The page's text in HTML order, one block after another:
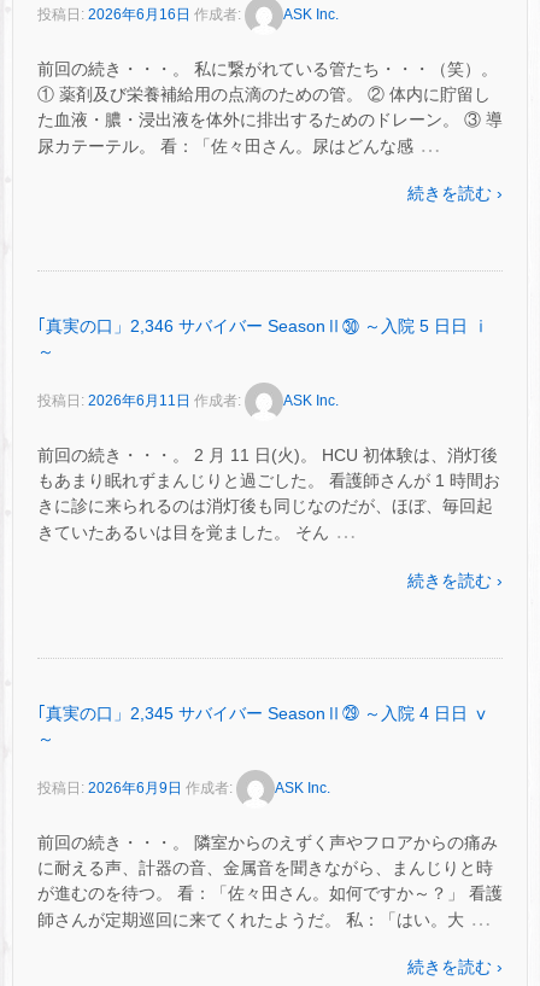
投稿日: 2026年6月16日 作成者: ASK Inc.
前回の続き・・・。 私に繋がれている管たち・・・（笑）。
① 薬剤及び栄養補給用の点滴のための管。 ② 体内に貯留し
た血液・膿・浸出液を体外に排出するためのドレーン。 ③ 導
尿カテーテル。 看：「佐々田さん。尿はどんな感 …
続きを読む ›
｢真実の口」2,346 サバイバー SeasonⅡ㉚ ～入院 5 日日 ⅰ
～
投稿日: 2026年6月11日 作成者: ASK Inc.
前回の続き・・・。 2 月 11 日(火)。 HCU 初体験は、消灯後
もあまり眠れずまんじりと過ごした。 看護師さんが 1 時間お
きに診に来られるのは消灯後も同じなのだが、ほぼ、毎回起
きていたあるいは目を覚ました。 そん …
続きを読む ›
｢真実の口」2,345 サバイバー SeasonⅡ㉙ ～入院 4 日日 ⅴ
～
投稿日: 2026年6月9日 作成者: ASK Inc.
前回の続き・・・。 隣室からのえずく声やフロアからの痛み
に耐える声、計器の音、金属音を聞きながら、まんじりと時
が進むのを待つ。 看：「佐々田さん。如何ですか～？」 看護
師さんが定期巡回に来てくれたようだ。 私：「はい。大 …
続きを読む ›